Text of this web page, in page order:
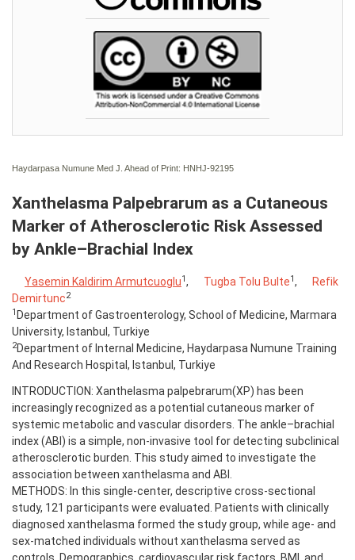
Haydarpasa Numune Med J. Ahead of Print: HNHJ-92195
Xanthelasma Palpebrarum as a Cutaneous
Marker of Atherosclerotic Risk Assessed
by Ankle–Brachial Index
Yasemin Kaldirim Armutcuoglu1, Tugba Tolu Bulte1,
Refik
Demirtunc2
1 Department of Gastroenterology, School of Medicine, Marmara
University, Istanbul, Turkiye
2Department of Internal Medicine, Haydarpasa Numune Training
And Research Hospital, Istanbul, Turkiye
INTRODUCTION: Xanthelasma palpebrarum(XP) has been
increasingly recognized as a potential cutaneous marker of
systemic metabolic and vascular disorders. The ankle–brachial
index (ABI) is a simple, non-invasive tool for detecting subclinical
atherosclerotic burden. This study aimed to investigate the
association between xanthelasma and ABI.
METHODS: In this single-center, descriptive cross-sectional
study, 121 participants were evaluated. Patients with clinically
diagnosed xanthelasma formed the study group, while age- and
sex-matched individuals without xanthelasma served as